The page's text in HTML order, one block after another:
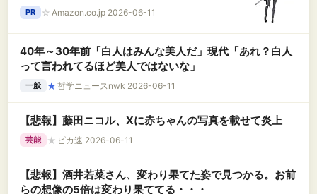
ケール 専用台座付属 全高約145mm
PR ☆ Amazon.co.jp 2026-06-11
40年～30年前「白人はみんな美人だ」現代「あれ？白人
って言われてるほど美人ではないな」
一般 ★ 哲学ニュースnwk 2026-06-11
【悲報】藤田ニコル、Xに赤ちゃんの写真を載せて炎上
芸能 ★ ピカ速 2026-06-11
【悲報】酒井若菜さん、変わり果てた姿で見つかる。お前
らの想像の5倍は変わり果ててる・・・